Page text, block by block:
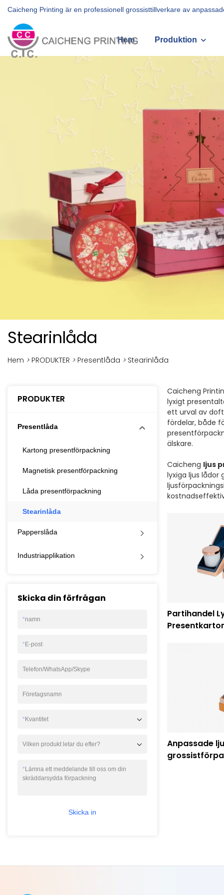
Caicheng Printing är en professionell grossisttillverkare av
Hem Produktion
Stearinlåda
Hem > PRODUKTER > Presentlåda > Stearinlåda
PRODUKTER
Presentlåda
Kartong presentförpackning
Magnetisk presentförpackning
Låda presentförpackning
Stearinlåda
Papperslåda
Industriapplikation
Skicka din förfrågan
*namn
*E-post
Telefon/WhatsApp/Skype
Företagsnamn
*Kvantitet
Vilken produkt letar du efter?
*Lämna ett meddelande till oss om din
skräddarsydda förpackning
Skicka in
Caicheng
lyxigt
ett urval av
fördelar, både
älskare.
Caicheng ljus
lyxiga ljus lådor
Partihandel
Anpassade